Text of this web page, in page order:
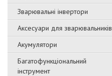
Зварювальні інвертори
Аксесуари для зварювальників
Акумулятори
Багатофункціональний
інструмент